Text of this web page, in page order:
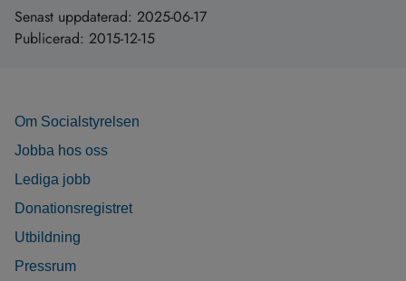
Senast uppdaterad: 2025-06-17
Publicerad: 2015-12-15
Om Socialstyrelsen
Jobba hos oss
Lediga jobb
Donationsregistret
Utbildning
Pressrum